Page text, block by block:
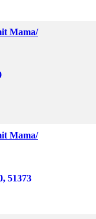
Mama/
Mama/
51373